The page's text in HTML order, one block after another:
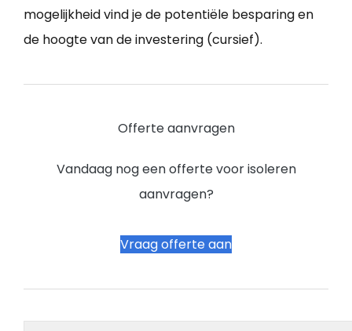
mogelijkheid vind je de potentiële besparing en
de hoogte van de investering (cursief).
Offerte aanvragen
Vandaag nog een offerte voor isoleren
aanvragen?
Vraag offerte aan